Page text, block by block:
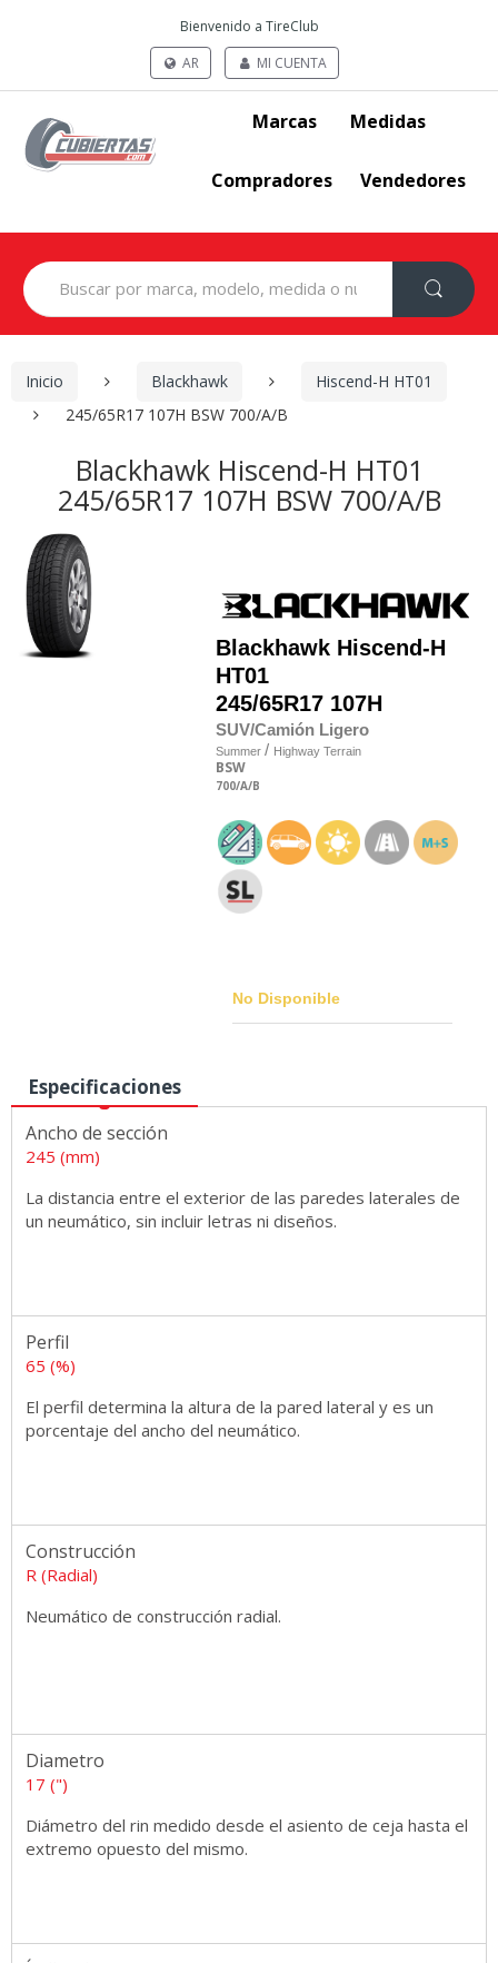
Bienvenido a TireClub
AR
MI CUENTA
Marcas Medidas
Compradores Vendedores
Search
for:
Inicio Blackhawk
Hiscend-H HT01
245/65R17 107H BSW 700/A/B
Blackhawk Hiscend-H HT01
245/65R17 107H BSW 700/A/B
Blackhawk Hiscend-H
HT01
245/65R17 107H
SUV/Camión Ligero
Summer / Highway Terrain
BSW
700/A/B
No Disponible
Medidas
Especificaciones
Ancho de sección
245 (mm)
La distancia entre el exterior de las paredes laterales de
un neumático, sin incluir letras ni diseños.
Perfil
65 (%)
El perfil determina la altura de la pared lateral y es un
porcentaje del ancho del neumático.
Construcción
R (Radial)
Neumático de construcción radial.
Diametro
17 (")
Diámetro del rin medido desde el asiento de ceja hasta el
extremo opuesto del mismo.